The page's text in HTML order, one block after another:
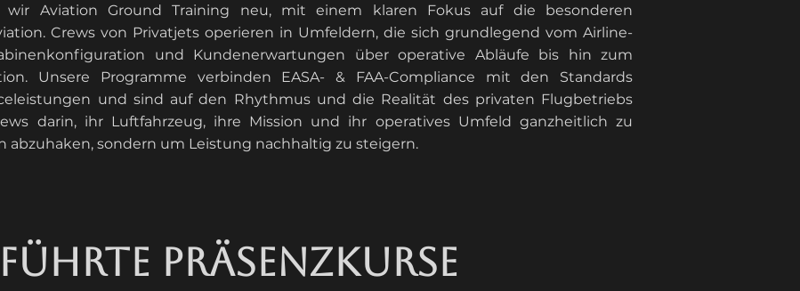
Aviation Ground Training neu, mit einem klaren Fokus auf die besonderen
Crews von Privatjets operieren in Umfeldern, die sich grundlegend vom Airline-
und Kundenerwartungen über operative Abläufe bis hin zum
Unsere Programme verbinden EASA- & FAA-Compliance mit den Standards
und sind auf den Rhythmus und die Realität des privaten Flugbetriebs
darin, ihr Luftfahrzeug, ihre Mission und ihr operatives Umfeld ganzheitlich zu
abzuhaken, sondern um Leistung nachhaltig zu steigern.
Präsenzkurse